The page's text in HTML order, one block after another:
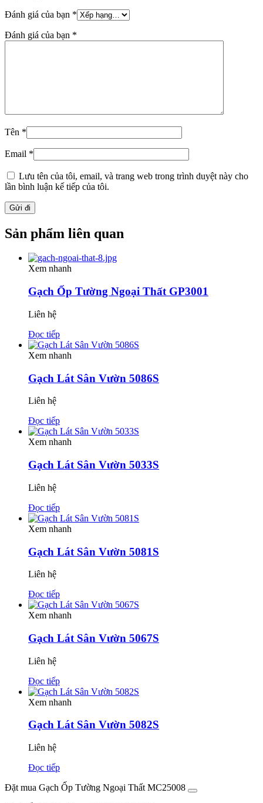
Đánh giá của bạn *
Đánh giá của bạn *
Tên *
Email *
Lưu tên của tôi, email, và trang web trong trình duyệt này cho
lần bình luận kế tiếp của tôi.
Sản phẩm liên quan
Xem nhanh
Gạch Ốp Tường Ngoại Thất GP3001
Liên hệ
Đọc tiếp
Xem nhanh
Gạch Lát Sân Vườn 5086S
Liên hệ
Đọc tiếp
Xem nhanh
Gạch Lát Sân Vườn 5033S
Liên hệ
Đọc tiếp
Xem nhanh
Gạch Lát Sân Vườn 5081S
Liên hệ
Đọc tiếp
Xem nhanh
Gạch Lát Sân Vườn 5067S
Liên hệ
Đọc tiếp
Xem nhanh
Gạch Lát Sân Vườn 5082S
Liên hệ
Đọc tiếp
Đặt mua Gạch Ốp Tường Ngoại Thất MC25008